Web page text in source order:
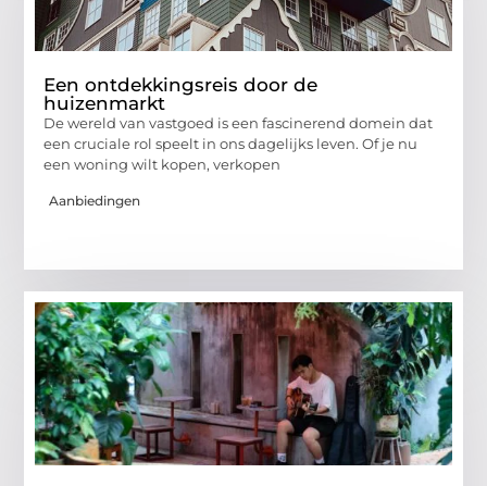
Een ontdekkingsreis door de
huizenmarkt
De wereld van vastgoed is een fascinerend domein dat
een cruciale rol speelt in ons dagelijks leven. Of je nu
een woning wilt kopen, verkopen
Aanbiedingen